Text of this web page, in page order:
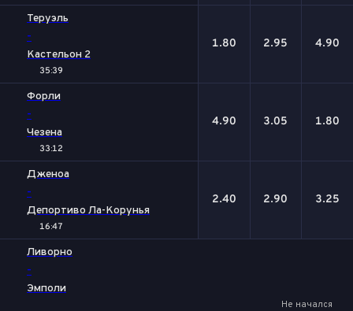
Теруэль
-
Кастельон 2
35:39
1.80 2.95 4.90
Форли
-
Чезена
33:12
4.90 3.05 1.80
Дженоа
-
Депортиво Ла-Корунья
16:47
2.40 2.90 3.25
Ливорно
-
Эмполи
Не начался